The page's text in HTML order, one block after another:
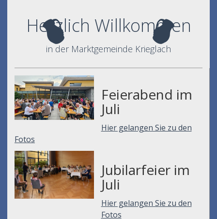
Herzlich Willkommen
in der Marktgemeinde Krieglach
Feierabend im
Juli
Hier gelangen Sie zu den
Fotos
Jubilarfeier im
Juli
Hier gelangen Sie zu den
Fotos